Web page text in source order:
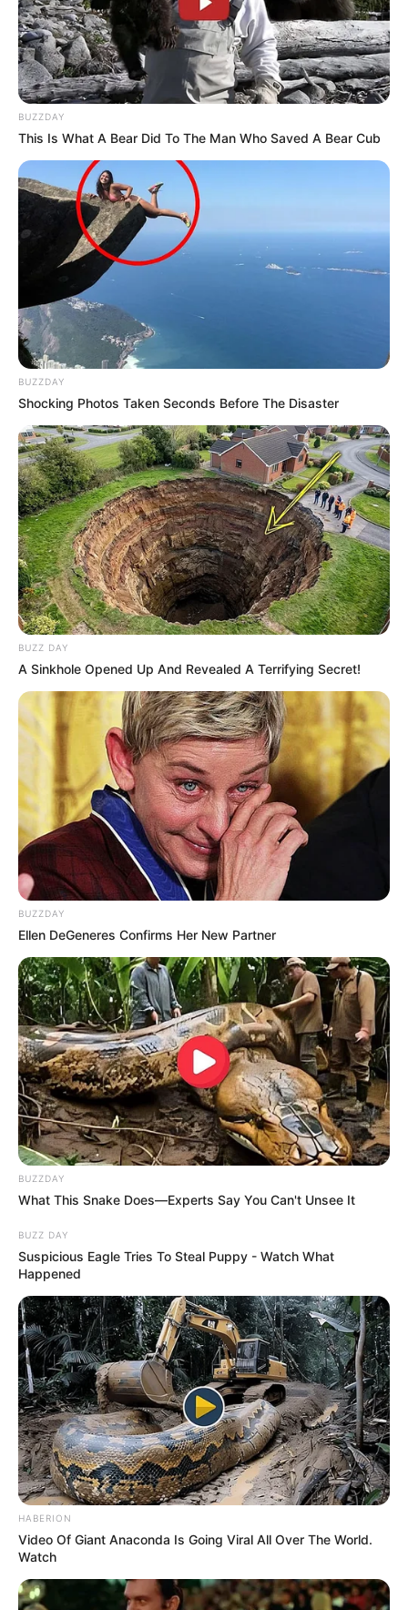
BUZZDAY
This Is What A Bear Did To The Man Who Saved A Bear Cub
BUZZDAY
Shocking Photos Taken Seconds Before The Disaster
BUZZ DAY
A Sinkhole Opened Up And Revealed A Terrifying Secret!
BUZZDAY
Ellen DeGeneres Confirms Her New Partner
BUZZDAY
What This Snake Does—Experts Say You Can't Unsee It
BUZZ DAY
Suspicious Eagle Tries To Steal Puppy - Watch What
Happened
HABERION
Video Of Giant Anaconda Is Going Viral All Over The World.
Watch